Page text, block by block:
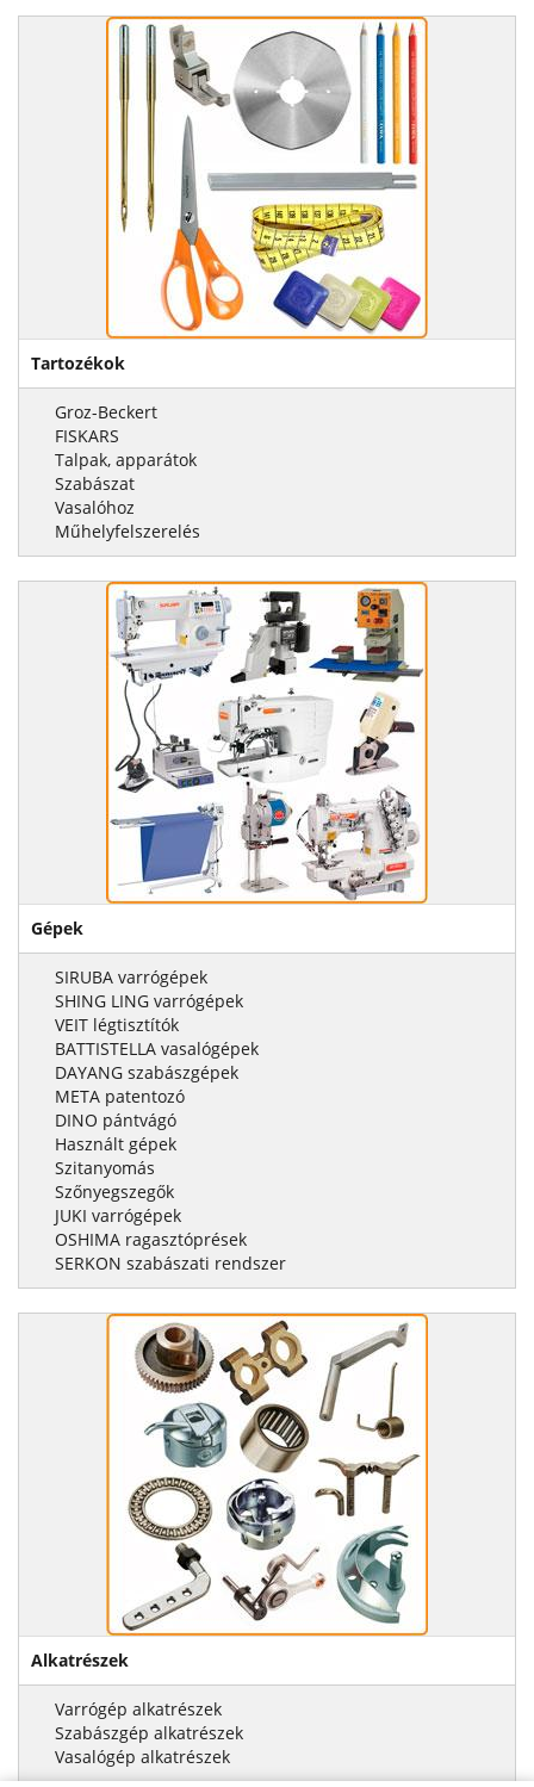
Tartozékok
Groz-Beckert
FISKARS
Talpak, apparátok
Szabászat
Vasalóhoz
Műhelyfelszerelés
Gépek
SIRUBA varrógépek
SHING LING varrógépek
VEIT légtisztítók
BATTISTELLA vasalógépek
DAYANG szabászgépek
META patentozó
DINO pántvágó
Használt gépek
Szitanyomás
Szőnyegszegők
JUKI varrógépek
OSHIMA ragasztóprések
SERKON szabászati rendszer
Alkatrészek
Varrógép alkatrészek
Szabászgép alkatrészek
Vasalógép alkatrészek